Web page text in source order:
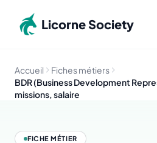
Licorne Society
Accueil
Fiches métiers
BDR (Business Development
missions, salaire
FICHE MÉTIER